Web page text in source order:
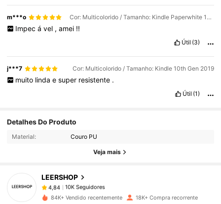
m***o Cor: Multicolorido / Tamanho: Kindle Paperwhite 12th Gen 2024
Impec á vel , amei !!
Útil (3)
j***7 Cor: Multicolorido / Tamanho: Kindle 10th Gen 2019
muito linda e super resistente .
Útil (1)
Detalhes Do Produto
Material: Couro PU
Veja mais
LEERSHOP
4,84
10K Seguidores
a***apago1 dia atrás
84K+ Vendido recentemente 18K+ Compra recorrente